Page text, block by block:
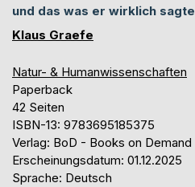
und das was er wirklich sagte
Klaus Graefe
Natur- & Humanwissenschaften
Paperback
42 Seiten
ISBN-13: 9783695185375
Verlag: BoD - Books on Demand
Erscheinungsdatum: 01.12.2025
Sprache: Deutsch